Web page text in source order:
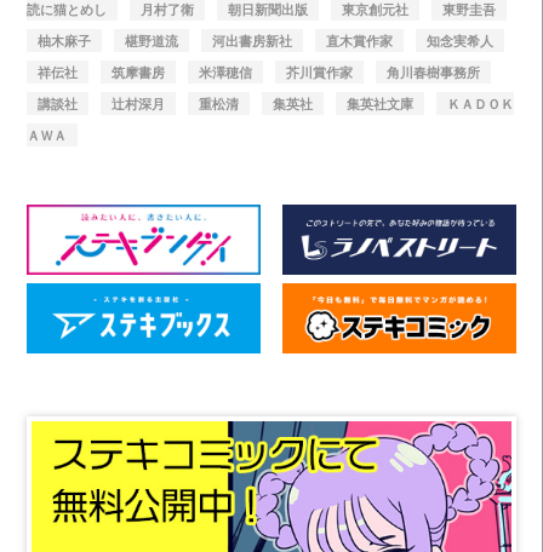
読に猫とめし
月村了衛 朝日新聞出版 東京創元社
東野圭吾
柚木麻子
椹野道流 河出書房新社 直木賞作家
知念実希人
祥伝社
筑摩書房 米澤穂信 芥川賞作家
角川春樹事務所
講談社
辻村深月 重松清 集英社 集英社文庫
ＫＡＤＯＫ
ＡＷＡ